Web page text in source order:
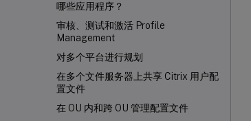
哪些应用程序？
审核、测试和激活 Profile
Management
对多个平台进行规划
在多个文件服务器上共享 Citrix 用户配
置文件
在 OU 内和跨 OU 管理配置文件